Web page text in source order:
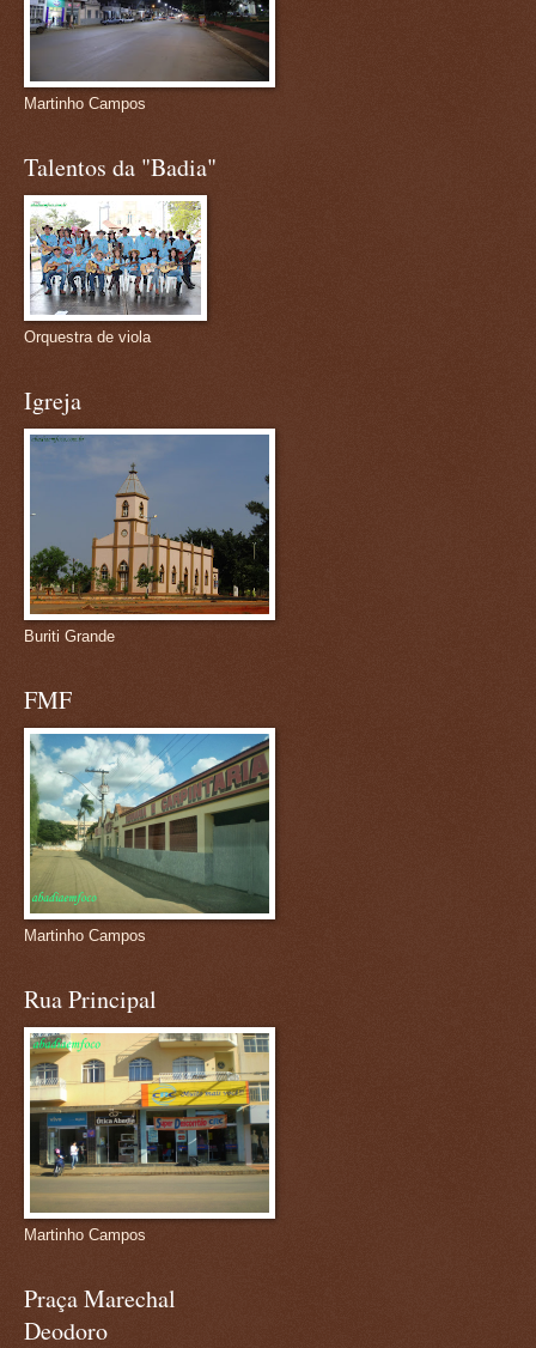
Martinho Campos
Talentos da "Badia"
Orquestra de viola
Igreja
Buriti Grande
FMF
Martinho Campos
Rua Principal
Martinho Campos
Praça Marechal
Deodoro